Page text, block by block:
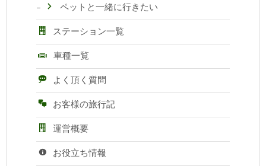
ペットと一緒に行きたい
ステーション一覧
車種一覧
よく頂く質問
お客様の旅行記
運営概要
お役立ち情報